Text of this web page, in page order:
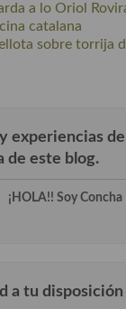
a lo Oriol
catalana
sobre torrija
experiencias
de este blog.
¡HOLA!! Soy Concha
a tu disposición